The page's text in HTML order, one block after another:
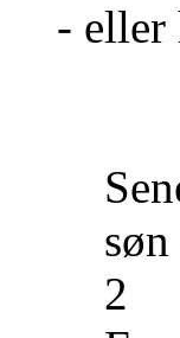
- eller
2